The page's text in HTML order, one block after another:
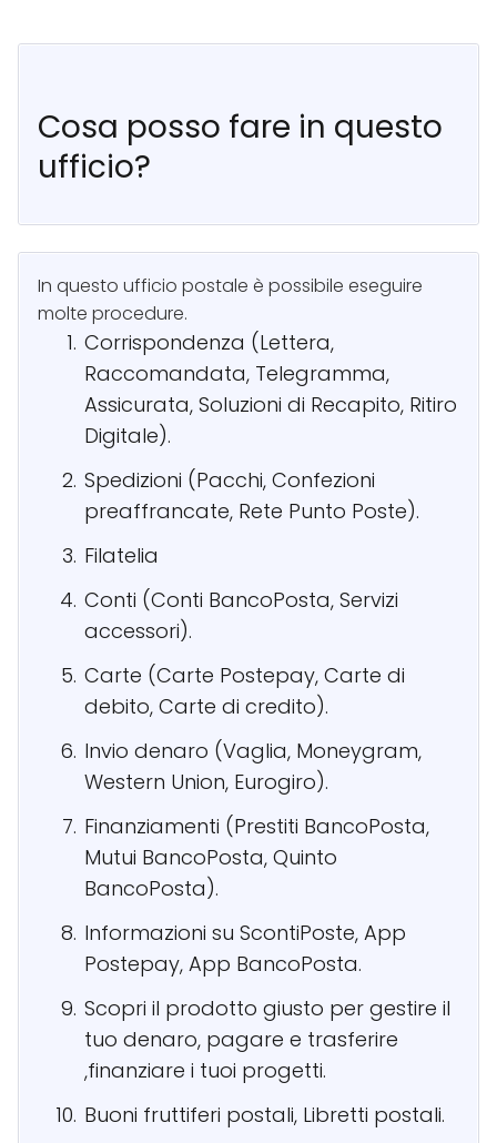
Cosa posso fare in questo
ufficio?
In questo ufficio postale è possibile eseguire
molte procedure.
Corrispondenza (Lettera,
Raccomandata, Telegramma,
Assicurata, Soluzioni di Recapito, Ritiro
Digitale).
Spedizioni (Pacchi, Confezioni
preaffrancate, Rete Punto Poste).
Filatelia
Conti (Conti BancoPosta, Servizi
accessori).
Carte (Carte Postepay, Carte di
debito, Carte di credito).
Invio denaro (Vaglia, Moneygram,
Western Union, Eurogiro).
Finanziamenti (Prestiti BancoPosta,
Mutui BancoPosta, Quinto
BancoPosta).
Informazioni su ScontiPoste, App
Postepay, App BancoPosta.
Scopri il prodotto giusto per gestire il
tuo denaro, pagare e trasferire
,finanziare i tuoi progetti.
Buoni fruttiferi postali, Libretti postali.